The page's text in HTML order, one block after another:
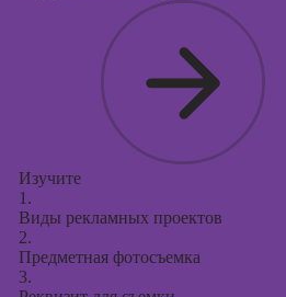
Изучите
1.
Виды рекламных проектов
2.
Предметная фотосъемка
3.